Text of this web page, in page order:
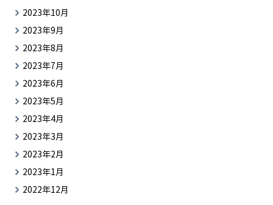
2023年10月
2023年9月
2023年8月
2023年7月
2023年6月
2023年5月
2023年4月
2023年3月
2023年2月
2023年1月
2022年12月